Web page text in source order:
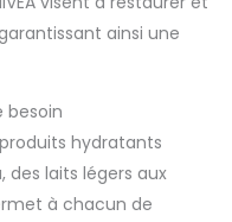
ainsi une
besoin
hydratants
des laits légers aux
à chacun de